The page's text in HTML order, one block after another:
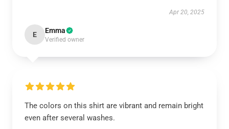
Apr 20, 2025
E Emma
Verified owner
The colors on this shirt are vibrant and remain bright
even after several washes.